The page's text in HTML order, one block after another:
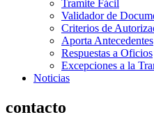
Tramite Fácil
Validador de
Criterios de
Aporta Antecedentes
Respuestas a Oficios
Excepciones a la
Noticias
contacto